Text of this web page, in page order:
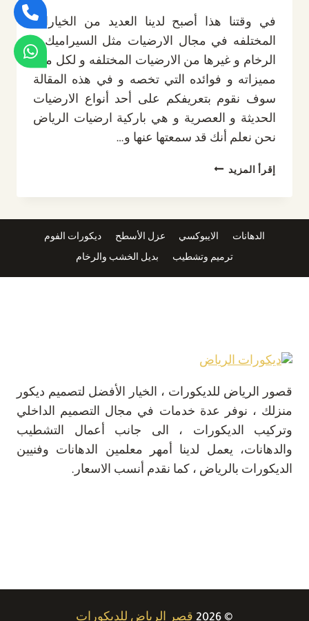
في وقتنا هذا أصبح لدينا العديد من الخيارات
المختلفه في مجال الارضيات مثل السيراميك و
الرخام و غيرها من الارضيات المختلفه و لكل منها
مميزاته و فوائده التي تخصه و في هذه المقالة
سوف نقوم بتعريفكم على أحد أنواع الارضيات
الحديثة و العصرية و هي باركية ارضيات الرياض
نحن نعلم أنك قد سمعتها عنها و…
إقرأ المزيد تركيب
الرياض
0532889551
ارضيات
الرياض
الدهانات الايبوكسي عزل الأسطح ديكورات الفوم
ترميم وتشطيب بديل الخشب والرخام
قصور الرياض للديكورات ، الخيار الأفضل لتصميم ديكور
منزلك ، نوفر عدة خدمات في مجال التصميم الداخلي
وتركيب الديكورات ، الى جانب أعمال التشطيب
والدهانات، يعمل لدينا أمهر معلمين الدهانات وفنيين
الديكورات بالرياض ، كما نقدم أنسب الاسعار.